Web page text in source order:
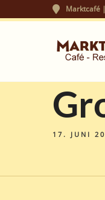
Marktcafé
17. JUNI